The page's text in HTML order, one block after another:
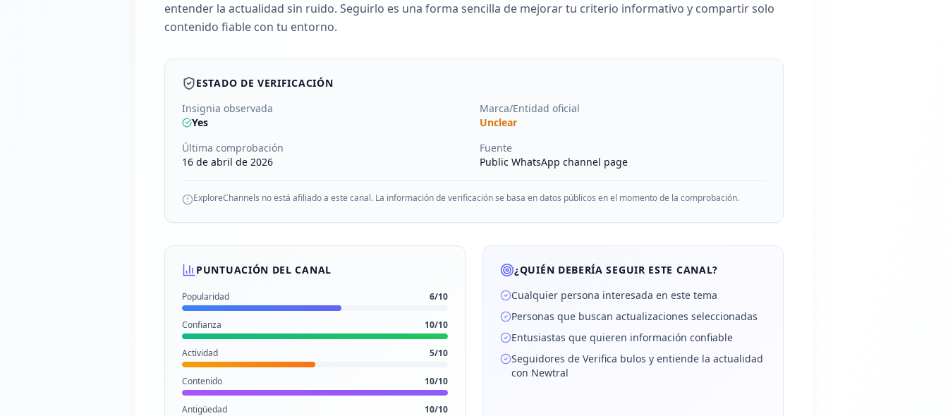
entender la actualidad sin ruido. Seguirlo es una forma sencilla de mejorar tu criterio informativo y compartir solo
contenido fiable con tu entorno.
ESTADO DE VERIFICACIÓN
Insignia observada
Yes
Marca/Entidad oficial
Unclear
Última comprobación
16 de abril de 2026
Fuente
Public WhatsApp channel page
ExploreChannels no está afiliado a este canal. La información de verificación se basa en datos públicos en el momento de la comprobación.
PUNTUACIÓN DEL CANAL
Popularidad 6/10
Confianza 10/10
Actividad 5/10
Contenido 10/10
Antigüedad 10/10
¿QUIÉN DEBERÍA SEGUIR ESTE CANAL?
Cualquier persona interesada en este tema
Personas que buscan actualizaciones seleccionadas
Entusiastas que quieren información confiable
Seguidores de Verifica bulos y entiende la actualidad
con Newtral